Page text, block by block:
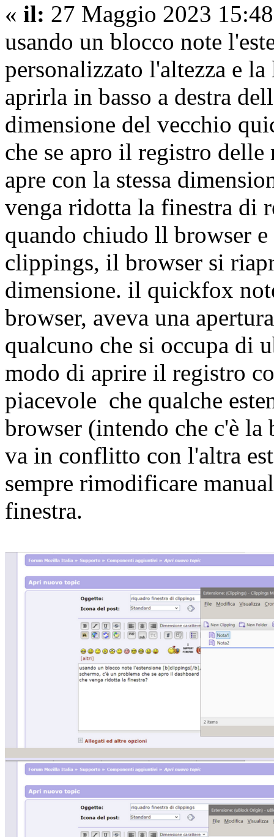
« il: 27 Maggio 2023
usando un blocco note
personalizzato l'altezza e
aprirla in basso a destra
dimensione del vecchio
che se apro il registro
apre con la stessa
venga ridotta la finestra di
quando chiudo ll browser
clippings, il browser si
dimensione. il quickfox
browser, aveva una
qualcuno che si occupa di
modo di aprire il registro
piacevole che qualche
browser (intendo che c'è la
va in conflitto con l'altra
sempre rimodificare
finestra.